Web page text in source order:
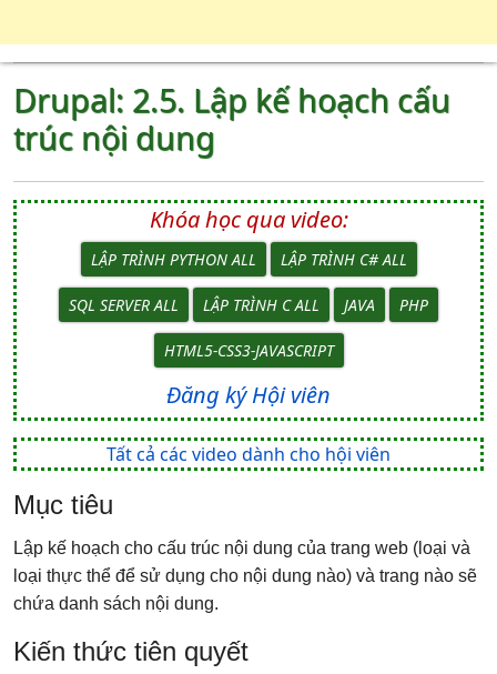
Drupal: 2.5. Lập kế hoạch cấu
trúc nội dung
Khóa học qua video:
LẬP TRÌNH PYTHON ALL LẬP TRÌNH C# ALL
SQL SERVER ALL LẬP TRÌNH C ALL JAVA PHP
HTML5-CSS3-JAVASCRIPT
Đăng ký Hội viên
Tất cả các video dành cho hội viên
Mục tiêu
Lập kế hoạch cho cấu trúc nội dung của trang web (loại và
loại thực thể để sử dụng cho nội dung nào) và trang nào sẽ
chứa danh sách nội dung.
Kiến thức tiên quyết